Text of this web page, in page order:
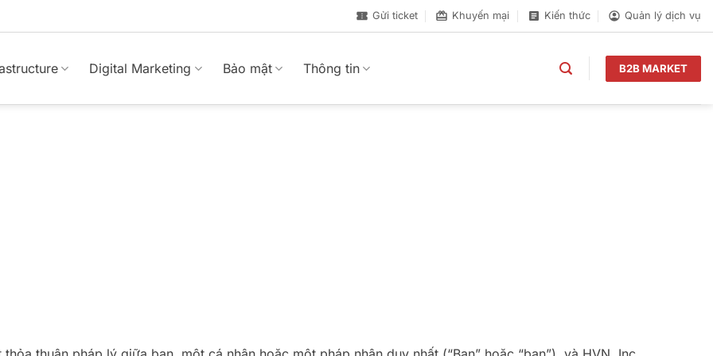
Gửi ticket Khuyến mại Kiến thức Quản lý dịch vụ
Digital Marketing Bảo mật Thông tin B2B MARKET